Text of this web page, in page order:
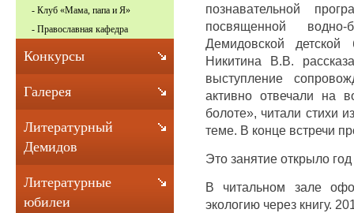
познавательной
посвященной
Демидовской
Никитина В.В.
выступление
активно отвечали на
болоте», читали стихи
теме. В конце встречи
Это занятие открыло
В читальном зале
экологию через книгу.
- Клуб «Мама, папа и Я»
- Православная кафедра
Конкурсы
Галерея
Литературный
Демидов
Литературные
юбилеи